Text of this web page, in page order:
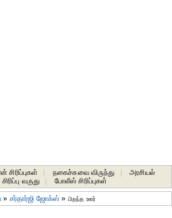
சிரிப்புகள் நகைச்சுவை விருந்து
அரசியல்
சிரிப்பு வருது போலீஸ் சிரிப்புகள்
» சர்தார்ஜி ஜோக்ஸ் » பிறந்த ஊர்